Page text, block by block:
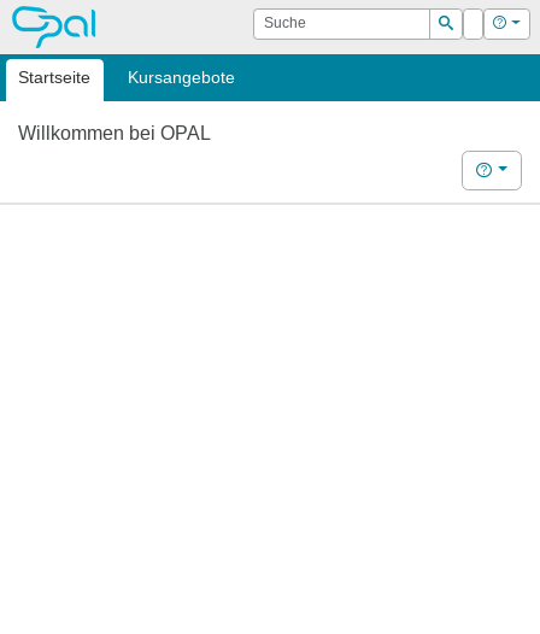
OPAL Suche
Suchen
Login Hilfe
Startseite Kursangebote
Willkommen bei OPAL
Hilfe